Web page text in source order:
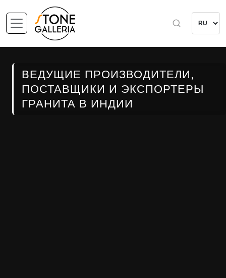
ВЕДУЩИЕ ПРОИЗВОДИТЕЛИ,
ПОСТАВЩИКИ И ЭКСПОРТЕРЫ
ГРАНИТА В ИНДИИ